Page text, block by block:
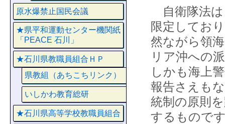
自衛隊法は
限定してお
然ながら領
リア沖への
しかも海上
報告さえも
統制の原則
するもので
原水爆禁止国民会議
★県平和運動センター機関紙
「PEACE 石川」
★石川県教職員組合ＨＰ
県教組（あちこちリンク）
いしかわ教育総研
★石川県高等学校教職員組合